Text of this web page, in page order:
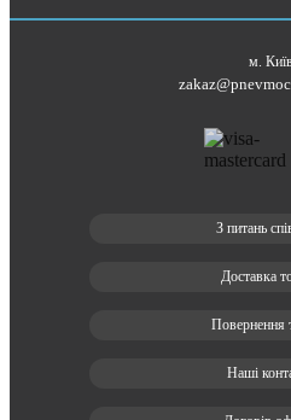
м.
З питань
Доставка
Повернення
Наші